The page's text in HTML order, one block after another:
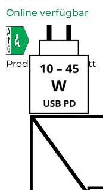
Online verfügbar
Produktdatenblatt